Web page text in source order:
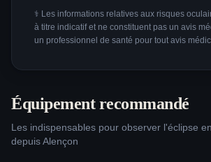
⚕️ Les informations relatives aux risques
à titre indicatif et ne constituent pas un avis
un professionnel de santé pour tout avis
Équipement recommandé
Les indispensables pour observer l'éclipse
depuisAlençon